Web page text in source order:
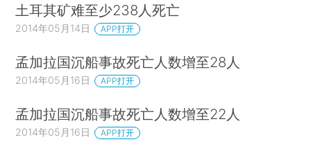
土耳其矿难至少238人死亡
2014年05月14日 APP打开
孟加拉国沉船事故死亡人数增至28人
2014年05月16日 APP打开
孟加拉国沉船事故死亡人数增至22人
2014年05月16日 APP打开